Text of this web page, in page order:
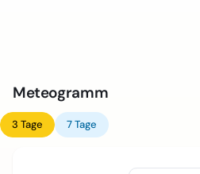
Meteogramm
3 Tage 7 Tage